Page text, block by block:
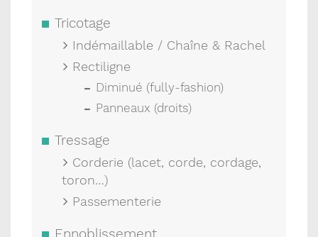
Tricotage
Indémaillable / Chaîne & Rachel
Rectiligne
Diminué (fully-fashion)
Panneaux (droits)
Tressage
Corderie (lacet, corde, cordage,
toron…)
Passementerie